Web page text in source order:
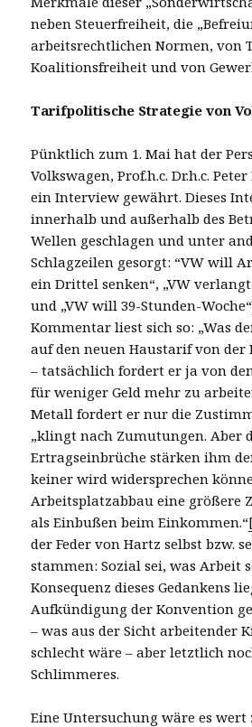
neben Steuerfreiheit, die
arbeitsrechtlichen Normen, von
Koalitionsfreiheit und von
Tarifpolitische Strategie von
Pünktlich zum 1. Mai hat der
Volkswagen, Prof.h.c. Dr.h.c.
ein Interview gewährt. Dieses
innerhalb und außerhalb des
Wellen geschlagen und unter
Schlagzeilen gesorgt: “VW will
ein Drittel senken“, „VW
und „VW will 39-Stunden-Woche“
Kommentar liest sich so: „Was
auf den neuen Haustarif von der
– tatsächlich fordert er ja von
für weniger Geld mehr zu
Metall fordert er nur die
„klingt nach Zumutungen. Aber
Ertragseinbrüche stärken ihm
keiner wird widersprechen
Arbeitsplatzabbau eine größere
als Einbußen beim Einkommen.“
der Feder von Hartz selbst bzw.
stammen: Sozial sei, was Arbeit
Konsequenz dieses Gedankens
Aufkündigung der Konvention
– was aus der Sicht arbeitender
schlecht wäre – aber letztlich
Schlimmeres.
Eine Untersuchung wäre es